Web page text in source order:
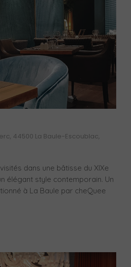
44500 La Baule-Escoublac,
dans une bâtisse du XIXe
élégant style contemporain. Un
à La Baule par cheQuee